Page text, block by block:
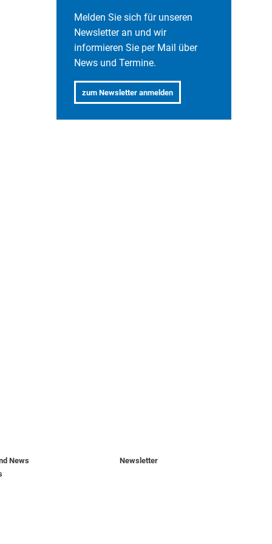
Melden Sie sich für unseren
Newsletter an und wir
informieren Sie per Mail über
News und Termine.
zum Newsletter anmelden
News
Newsletter